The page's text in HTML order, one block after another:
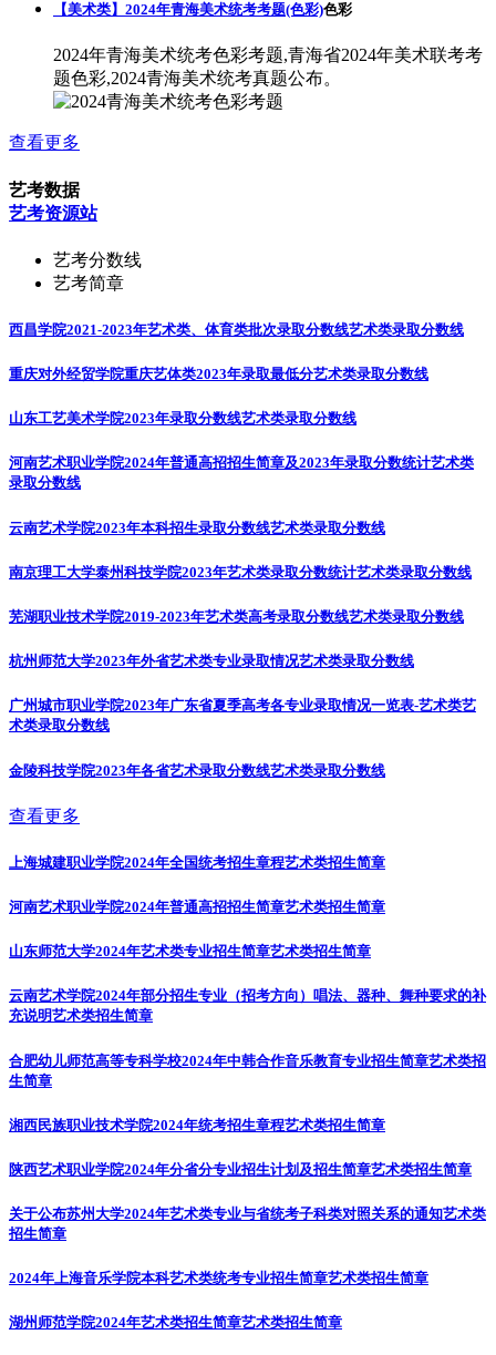
【美术类】2024年青海美术统考考题(色彩)色彩
2024年青海美术统考色彩考题,青海省2024年美术联考考
题色彩,2024青海美术统考真题公布。
查看更多
艺考数据
艺考资源站
艺考分数线
艺考简章
西昌学院2021-2023年艺术类、体育类批次录取分数线艺术类录取分数线
重庆对外经贸学院重庆艺体类2023年录取最低分艺术类录取分数线
山东工艺美术学院2023年录取分数线艺术类录取分数线
河南艺术职业学院2024年普通高招招生简章及2023年录取分数统计艺术类
录取分数线
云南艺术学院2023年本科招生录取分数线艺术类录取分数线
南京理工大学泰州科技学院2023年艺术类录取分数统计艺术类录取分数线
芜湖职业技术学院2019-2023年艺术类高考录取分数线艺术类录取分数线
杭州师范大学2023年外省艺术类专业录取情况艺术类录取分数线
广州城市职业学院2023年广东省夏季高考各专业录取情况一览表-艺术类艺
术类录取分数线
金陵科技学院2023年各省艺术录取分数线艺术类录取分数线
查看更多
上海城建职业学院2024年全国统考招生章程艺术类招生简章
河南艺术职业学院2024年普通高招招生简章艺术类招生简章
山东师范大学2024年艺术类专业招生简章艺术类招生简章
云南艺术学院2024年部分招生专业（招考方向）唱法、器种、舞种要求的补
充说明艺术类招生简章
合肥幼儿师范高等专科学校2024年中韩合作音乐教育专业招生简章艺术类招
生简章
湘西民族职业技术学院2024年统考招生章程艺术类招生简章
陕西艺术职业学院2024年分省分专业招生计划及招生简章艺术类招生简章
关于公布苏州大学2024年艺术类专业与省统考子科类对照关系的通知艺术类
招生简章
2024年上海音乐学院本科艺术类统考专业招生简章艺术类招生简章
湖州师范学院2024年艺术类招生简章艺术类招生简章